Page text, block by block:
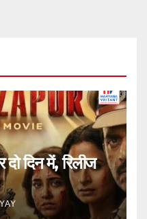
दो दिन में, रिलीज